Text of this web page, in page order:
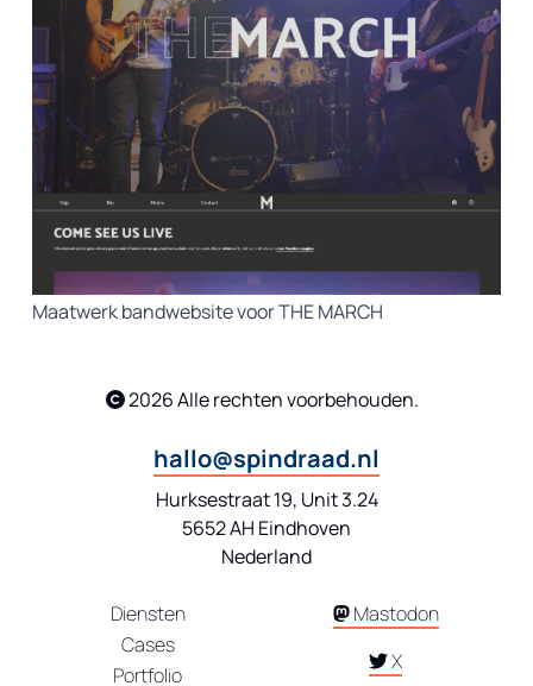
Maatwerk bandwebsite voor THE MARCH
hallo@spindraad.nl
Hurksestraat 19, Unit 3.24
5652 AH Eindhoven
Nederland
2026Alle rechten voorbehouden.
Diensten
Cases
Portfolio
Mastodon
X